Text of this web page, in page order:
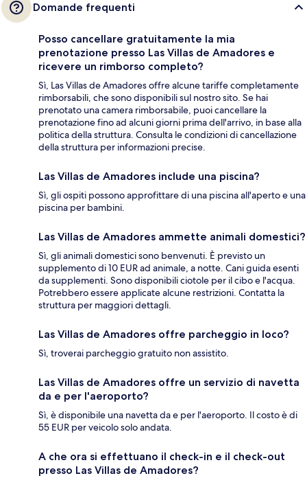
Domande frequenti
Posso cancellare gratuitamente la mia
prenotazione presso Las Villas de Amadores e
ricevere un rimborso completo?
Sì, Las Villas de Amadores offre alcune tariffe completamente
rimborsabili, che sono disponibili sul nostro sito. Se hai
prenotato una camera rimborsabile, puoi cancellare la
prenotazione fino ad alcuni giorni prima dell'arrivo, in base alla
politica della struttura. Consulta le condizioni di cancellazione
della struttura per informazioni precise.
Las Villas de Amadores include una piscina?
Sì, gli ospiti possono approfittare di una piscina all'aperto e una
piscina per bambini.
Las Villas de Amadores ammette animali domestici?
Sì, gli animali domestici sono benvenuti. È previsto un
supplemento di 10 EUR ad animale, a notte. Cani guida esenti
da supplementi. Sono disponibili ciotole per il cibo e l'acqua.
Potrebbero essere applicate alcune restrizioni. Contatta la
struttura per maggiori dettagli.
Las Villas de Amadores offre parcheggio in loco?
Sì, troverai parcheggio gratuito non assistito.
Las Villas de Amadores offre un servizio di navetta
da e per l'aeroporto?
Sì, è disponibile una navetta da e per l'aeroporto. Il costo è di
55 EUR per veicolo solo andata.
A che ora si effettuano il check-in e il check-out
presso Las Villas de Amadores?